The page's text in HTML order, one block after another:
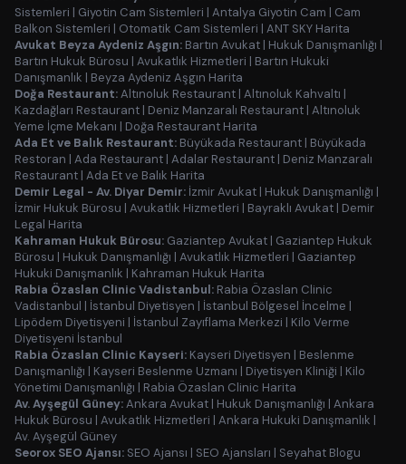
Sistemleri | Giyotin Cam Sistemleri | Antalya Giyotin Cam | Cam
Balkon Sistemleri | Otomatik Cam Sistemleri | ANT SKY Harita
Avukat Beyza Aydeniz Aşgın: Bartın Avukat | Hukuk Danışmanlığı |
Bartın Hukuk Bürosu | Avukatlık Hizmetleri | Bartın Hukuki
Danışmanlık | Beyza Aydeniz Aşgın Harita
Doğa Restaurant:Altınoluk Restaurant | Altınoluk Kahvaltı |
Kazdağları Restaurant | Deniz Manzaralı Restaurant | Altınoluk
Yeme İçme Mekanı | Doğa Restaurant Harita
Ada Et ve Balık Restaurant: Büyükada Restaurant | Büyükada
Restoran | Ada Restaurant | Adalar Restaurant | Deniz Manzaralı
Restaurant | Ada Et ve Balık Harita
Demir Legal - Av. Diyar Demir: İzmir Avukat | Hukuk Danışmanlığı |
İzmir Hukuk Bürosu | Avukatlık Hizmetleri | Bayraklı Avukat | Demir
Legal Harita
Kahraman Hukuk Bürosu: Gaziantep Avukat | Gaziantep Hukuk
Bürosu | Hukuk Danışmanlığı | Avukatlık Hizmetleri | Gaziantep
Hukuki Danışmanlık | Kahraman Hukuk Harita
Rabia Özaslan Clinic Vadistanbul: Rabia Özaslan Clinic
Vadistanbul | İstanbul Diyetisyen | İstanbul Bölgesel İncelme |
Lipödem Diyetisyeni | İstanbul Zayıflama Merkezi | Kilo Verme
Diyetisyeni İstanbul
Rabia Özaslan Clinic Kayseri: Kayseri Diyetisyen | Beslenme
Danışmanlığı | Kayseri Beslenme Uzmanı | Diyetisyen Kliniği | Kilo
Yönetimi Danışmanlığı | Rabia Özaslan Clinic Harita
Av. Ayşegül Güney:Ankara Avukat | Hukuk Danışmanlığı | Ankara
Hukuk Bürosu | Avukatlık Hizmetleri | Ankara Hukuki Danışmanlık |
Av. Ayşegül Güney
Seorox SEO Ajansı: SEO Ajansı | SEO Ajansları | Seyahat Blogu